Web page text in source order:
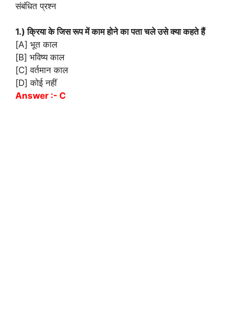
संबंधित प्रश्न
1.) क्रिया के जिस रूप में काम होने का पता चले उसे क्या कहते हैं
[A] भूत काल
[B] भविष्य काल
[C] वर्तमान काल
[D] कोई नहीं
Answer :- C